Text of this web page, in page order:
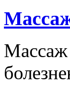
Массаж